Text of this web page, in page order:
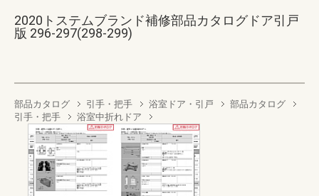
2020トステムブランド補修部品カタログドア引戸
版 296-297(298-299)
部品カタログ 引手・把手 浴室ドア・引戸
部品カタログ
引手・把手
浴室中折れドア